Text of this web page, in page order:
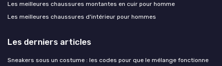
Les meilleures chaussures montantes en cuir pour homme
Les meilleures chaussures d'intérieur pour hommes
Les derniers articles
Sneakers sous un costume : les codes pour que le mélange fonctionne